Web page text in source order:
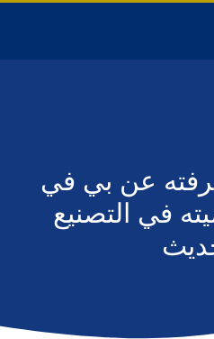
عن بي في
في التصنيع